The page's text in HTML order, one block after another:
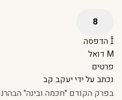
הדפסה
דואל
פרטים
נכתב על ידייעקב קב
בפרק הקודם "חכמה ובינה"